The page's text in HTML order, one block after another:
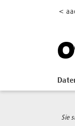
<
Sie